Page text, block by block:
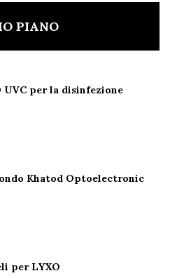
PIANO
UVC per la disinfezione
Khatod Optoelectronic
per LYXO